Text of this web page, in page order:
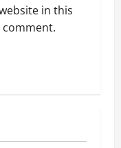
in this